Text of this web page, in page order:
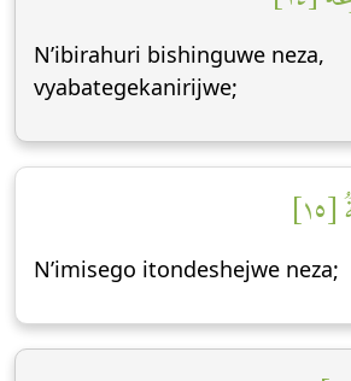
N’ibirahuri bishinguwe neza,
vyabategekanirijwe;
N’imisego itondeshejwe neza;